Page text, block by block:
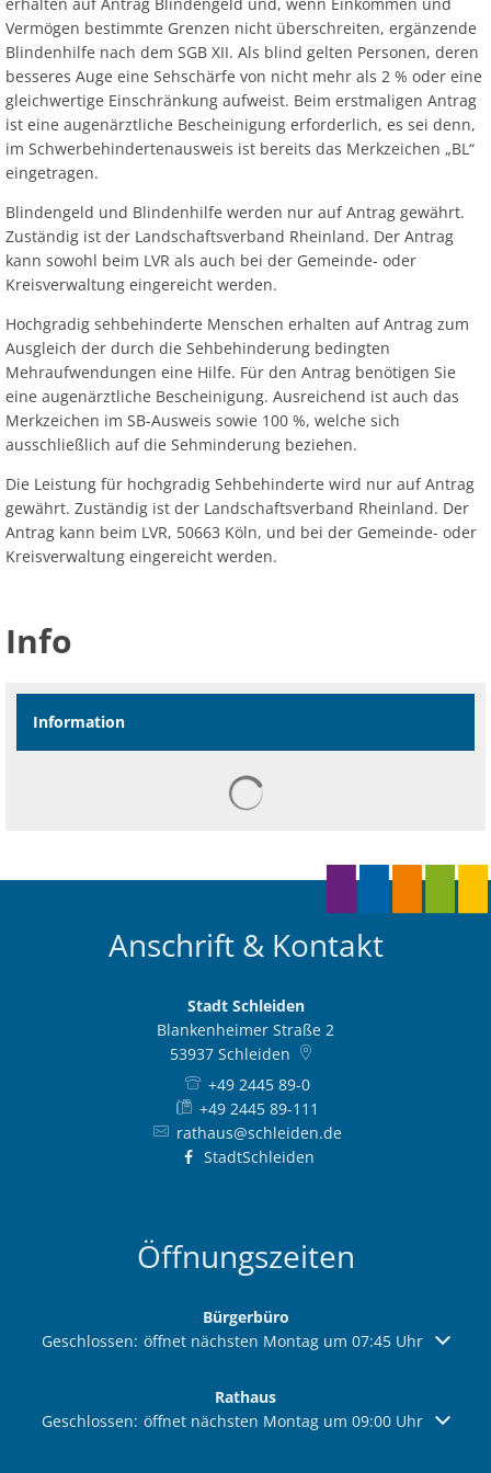
Bankverbindung/Lastschriftverfahren
Widerspruchsverfahren
Zahlen, Daten, Fakten
Vermögen bestimmte Grenzen nicht überschreiten, ergänzende
Blindenhilfe nach dem SGB XII. Als blind gelten Personen, deren
besseres Auge eine Sehschärfe von nicht mehr als 2 % oder eine
gleichwertige Einschränkung aufweist. Beim erstmaligen Antrag
ist eine augenärztliche Bescheinigung erforderlich, es sei denn,
im Schwerbehindertenausweis ist bereits das Merkzeichen „BL“
eingetragen.
Blindengeld und Blindenhilfe werden nur auf Antrag gewährt.
Zuständig ist der Landschaftsverband Rheinland. Der Antrag
kann sowohl beim LVR als auch bei der Gemeinde- oder
Kreisverwaltung eingereicht werden.
Hochgradig sehbehinderte Menschen erhalten auf Antrag zum
Ausgleich der durch die Sehbehinderung bedingten
Mehraufwendungen eine Hilfe. Für den Antrag benötigen Sie
eine augenärztliche Bescheinigung. Ausreichend ist auch das
Merkzeichen im SB-Ausweis sowie 100 %, welche sich
ausschließlich auf die Sehminderung beziehen.
Die Leistung für hochgradig Sehbehinderte wird nur auf Antrag
gewährt. Zuständig ist der Landschaftsverband Rheinland. Der
Antrag kann beim LVR, 50663 Köln, und bei der Gemeinde- oder
Kreisverwaltung eingereicht werden.
Info
Information
Anschrift & Kontakt
Stadt Schleiden
Blankenheimer Straße 2
53937 Schleiden
+49 2445 89-0
+49 2445 89-111
rathaus@schleiden.de
StadtSchleiden
Öffnungszeiten
Bürgerbüro
Klicken, um weitere Öffnungs- oder Schließzeiten
Geschlossen: öffnet nächsten Montag um 07:45 Uhr
Rathaus
Klicken, um weitere Öffnungs- oder Schließzeiten
Geschlossen: öffnet nächsten Montag um 09:00 Uhr